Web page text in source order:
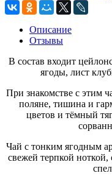
Описание
Отзывы
В состав входит
ягоды, лист
При знакомстве с этим
поляне, тишина и
цветов и тёмный
Чай с тонким ягодным
свежей терпкой